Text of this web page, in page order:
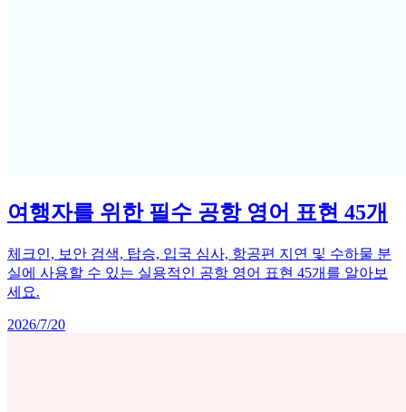
여행자를 위한 필수 공항 영어 표현 45개
체크인, 보안 검색, 탑승, 입국 심사, 항공편 지연 및 수하물 분
실에 사용할 수 있는 실용적인 공항 영어 표현 45개를 알아보
세요.
2026/7/20